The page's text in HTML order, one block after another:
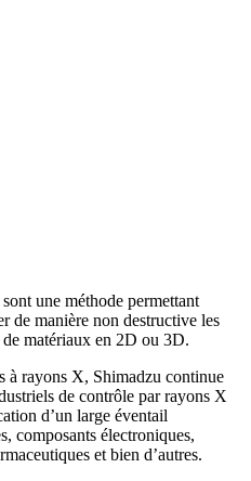
une méthode permettant
de manière non destructive les
matériaux en 2D ou 3D.
à rayons X, Shimadzu continue
de contrôle par rayons X
d’un large éventail
composants électroniques,
et bien d’autres.